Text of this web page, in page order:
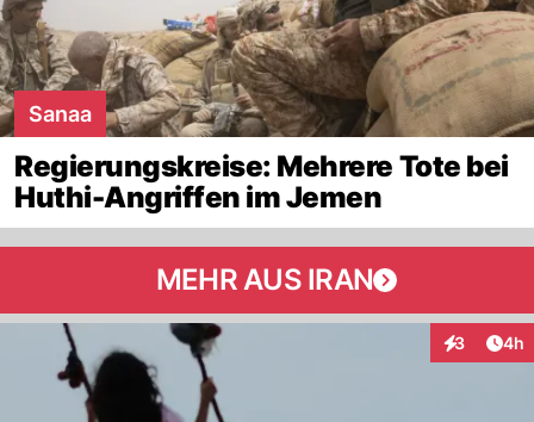
Sanaa
Regierungskreise: Mehrere Tote bei
Huthi-Angriffen im Jemen
MEHR AUS IRAN
3 4h